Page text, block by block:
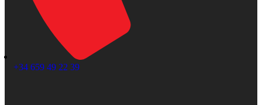
+34 659 49 22 39